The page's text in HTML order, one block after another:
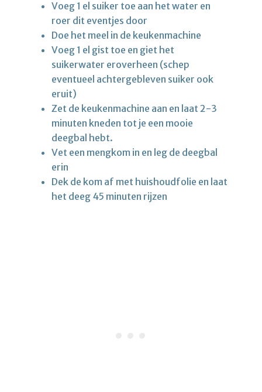
Voeg 1 el suiker toe aan het water en
roer dit eventjes door
Doe het meel in de keukenmachine
Voeg 1 el gist toe en giet het
suikerwater eroverheen (schep
eventueel achtergebleven suiker ook
eruit)
Zet de keukenmachine aan en laat 2-3
minuten kneden tot je een mooie
deegbal hebt.
Vet een mengkom in en leg de deegbal
erin
Dek de kom af met huishoudfolie en laat
het deeg 45 minuten rijzen